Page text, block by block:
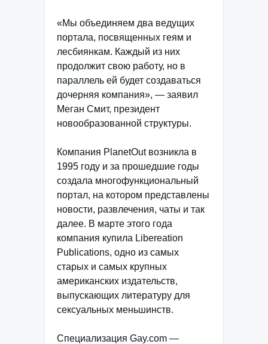
«Мы объединяем два ведущих
портала, посвященных геям и
лесбиянкам. Каждый из них
продолжит свою работу, но в
параллель ей будет создаваться
дочерняя компания», — заявил
Меган Смит, президент
новообразованной структуры.
Компания PlanetOut возникла в
1995 году и за прошедшие годы
создала многофункциональный
портал, на котором представлены
новости, развлечения, чаты и так
далее. В марте этого года
компания купила Libereation
Publications, одно из самых
старых и самых крупных
американских издательств,
выпускающих литературу для
сексуальных меньшинств.
Специализация Gay.com —